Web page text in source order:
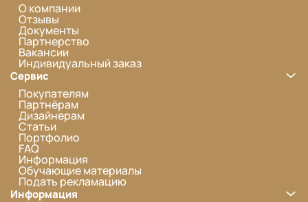
О компании
Отзывы
Документы
Партнерство
Вакансии
Индивидуальный заказ
Сервис
Покупателям
Партнёрам
Дизайнерам
Статьи
Портфолио
FAQ
Информация
Обучающие материалы
Подать рекламацию
Информация